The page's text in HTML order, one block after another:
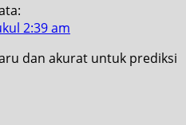
2:39 am
dan akurat untuk prediksi